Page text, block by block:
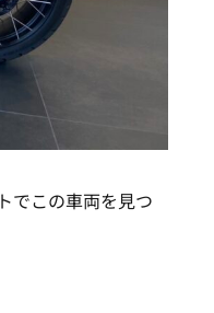
でこの車両を見つ